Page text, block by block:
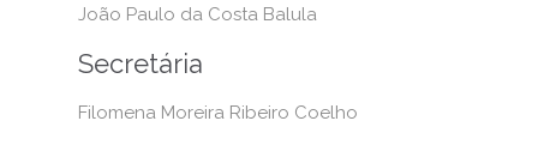
João Paulo da Costa Balula
Secretária
Filomena Moreira Ribeiro Coelho